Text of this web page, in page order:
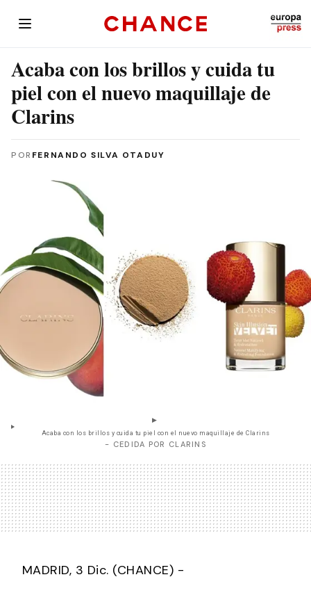
Acaba con los brillos y cuida tu
piel con el nuevo maquillaje de
Clarins
POR FERNANDO SILVA OTADUY
Acaba con los brillos y cuida tu piel con el nuevo maquillaje de Clarins
- CEDIDA POR CLARINS
MADRID, 3 Dic. (CHANCE) -